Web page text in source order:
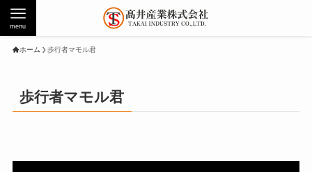
menu
ホーム 歩行者マモル君
歩行者マモル君